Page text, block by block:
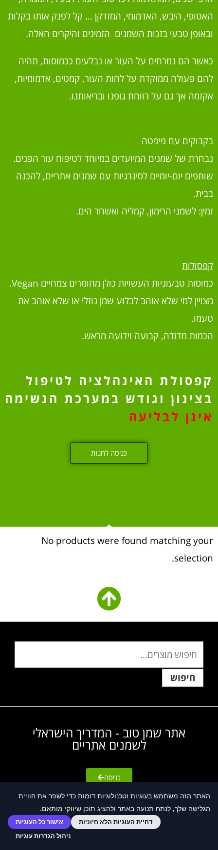
האתר הזה משתמש בעוגיות וטכנולוגיות דומות כדי לשפר את חוויית
הגלישה שלך, לנתח תנועה באתר ולהציג תוכן שיווקי מותאם.
אישור כל העוגיות
דחיית העוגיות הלא חיוניות
ניהול הגדרות עוגיות
האטופי, היבש, האדמומי, המזדקן … קל לפנק אותו בקלות
ובאופן טבעי בזכות השמנים הזמינים והיקרים האלה.
כאשר הם נמרחים על העור או נבלעים ככמוסות, תהיה
להם פעולה ממוקדת על לחות העור, קמטים, אדמומיות,
אקזמה אך גם על רווחת גופנו ובריאותנו.
בקבוקים עם פיפטה
נבחרת של שמנים המיועדים במיוחד לטיפוח עור הפנים.
שותפים יום-יומיים לסינרגיות עם שמנים אתריים, להכנה
בבית.
זמין: לשמני הרימון, קמליה ואשחר הים.
קפסולות
כמוסות טבעוניות העשויות כולן מחומרים צמחיים Vegan.
מצויין למי שלא אוהב לבלוע שמן נוזלי או שלא אוהב את
טעמו.
הכמות מדודה, קבועה וידועה מראש.
קפסולת האינהלציה לטיפול
בצינון וגודש במערכת הנשימה
אינן לבליעה
כניסה לחנות
No products were found matching your
selection.
חיפוש
אתר שמן טוב - המדריך הישראלי
לשמנים אתריים
כניסה
© חנות אינטרנטית Fly Guy